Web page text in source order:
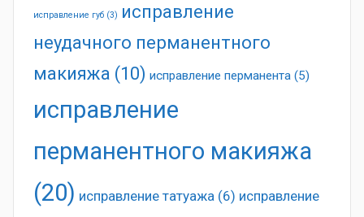
исправление губ (3) исправление
неудачного перманентного
макияжа (10) исправление перманента (5)
исправление
перманентного макияжа
(20) исправление татуажа (6) исправление